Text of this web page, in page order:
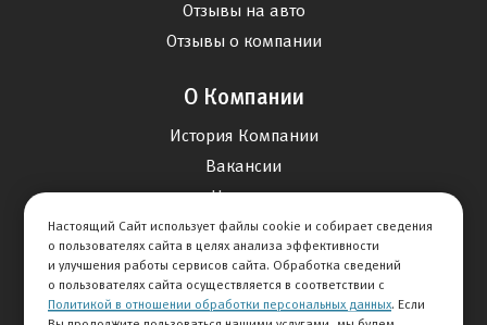
Отзывы на авто
Отзывы о компании
О Компании
История Компании
Вакансии
Новости
Карта сайта
Контакты
Настоящий Сайт использует файлы cookie и собирает сведения
о пользователях сайта в целях анализа эффективности
и улучшения работы сервисов сайта. Обработка сведений
о пользователях сайта осуществляется в соответствии с
Политикой в отношении обработки персональных данных. Если